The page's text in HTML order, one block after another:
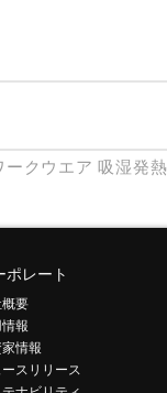
ークウエア 吸湿発熱
ポレート
要
報
情報
ースリリース